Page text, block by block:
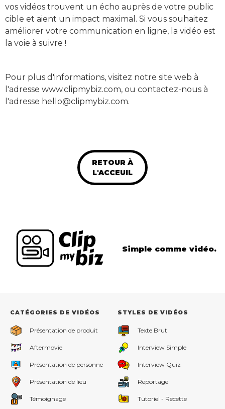
vos vidéos trouvent un écho auprès de votre public
cible et aient un impact maximal. Si vous souhaitez
améliorer votre communication en ligne, la vidéo est
la voie à suivre !
Pour plus d'informations, visitez notre site web à
l'adresse www.clipmybiz.com, ou contactez-nous à
l'adresse hello@clipmybiz.com.
RETOUR À
L'ACCEUIL
Simple comme vidéo.
CATÉGORIES DE VIDÉOS
Présentation de produit
Aftermovie
Présentation de personne
Présentation de lieu
Témoignage
STYLES DE VIDÉOS
Texte Brut
Interview Simple
Interview Quiz
Reportage
Tutoriel - Recette